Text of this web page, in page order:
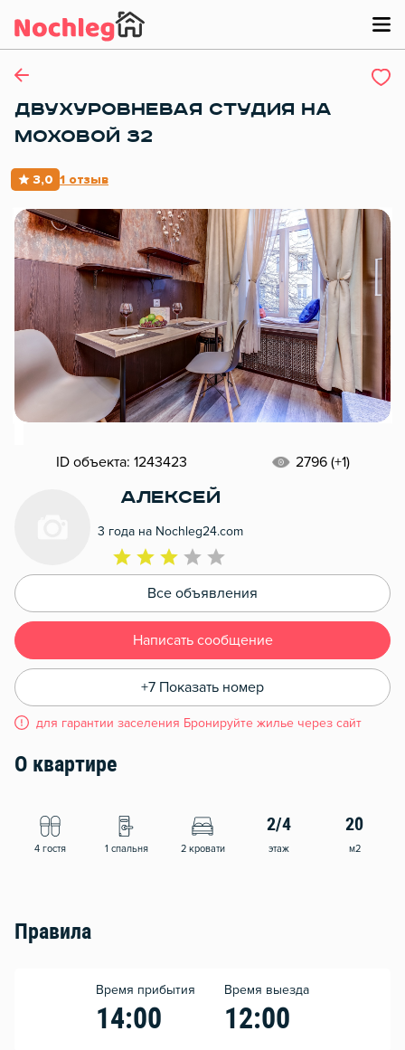
ДВУХУРОВНЕВАЯ СТУДИЯ НА
МОХОВОЙ 32
3,0 1 отзыв
ID объекта: 1243423 2796 (+1)
Алексей
3 года на Nochleg24.com
Все объявления
Написать сообщение
+7 Показать номер
для гарантии заселения Бронируйте жилье через сайт
О квартире
4 гостя 1 спальня 2 кровати
2/4
этаж
20
м2
Правила
Время прибытия
14:00
Время выезда
12:00